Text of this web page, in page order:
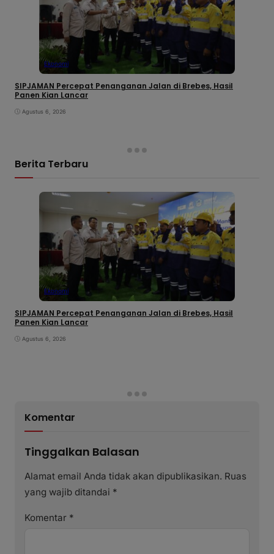
Ekonomi
SIPJAMAN Percepat Penanganan Jalan di Brebes, Hasil
Panen Kian Lancar
Agustus 6, 2026
Berita Terbaru
Ekonomi
SIPJAMAN Percepat Penanganan Jalan di Brebes, Hasil
Panen Kian Lancar
Agustus 6, 2026
Komentar
Tinggalkan Balasan
Alamat email Anda tidak akan dipublikasikan. Ruas
yang wajib ditandai *
Komentar *